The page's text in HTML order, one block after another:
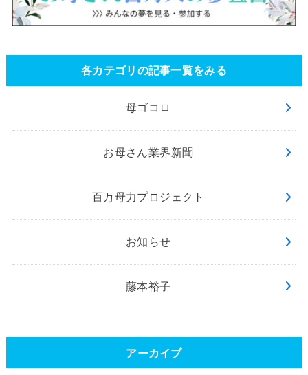
各カテゴリの記事一覧をみる
母ゴコロ
お母さん業界新聞
百万母力プロジェクト
お知らせ
藤本裕子
アーカイブ